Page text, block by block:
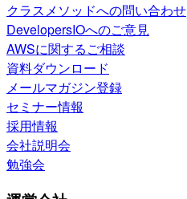
クラスメソッドへの問い合わせ
DevelopersIOへのご意見
AWSに関するご相談
資料ダウンロード
メールマガジン登録
セミナー情報
採用情報
会社説明会
勉強会